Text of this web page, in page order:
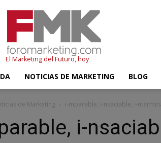
El Marketing del Futuro, hoy
NOTICIAS DE MARKETING BLOG
de Marketing i-mparable, i-nsaciable, i-
i-